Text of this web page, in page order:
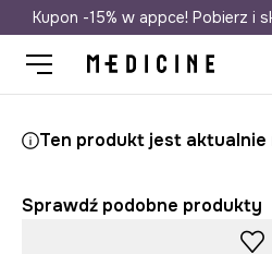
Darmowa dostawa
Kupon -15% w appce! Pobierz i
Ten produkt jest
Sprawdź podobne produkty